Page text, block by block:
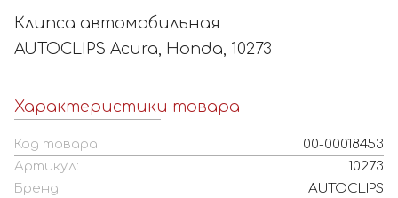
Клипса автомобильная
AUTOCLIPS Acura, Honda, 10273
Характеристики товара
Код товара:
00-00018453
Артикул:
10273
Бренд:
AUTOCLIPS